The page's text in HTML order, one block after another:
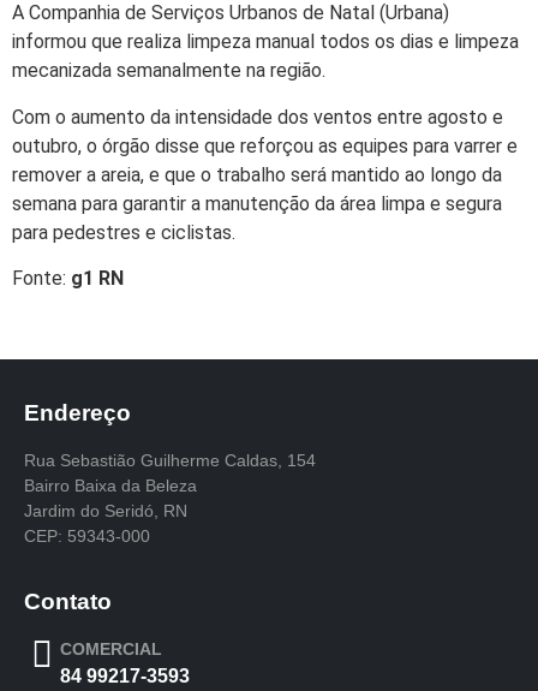
A Companhia de Serviços Urbanos de Natal (Urbana)
informou que realiza limpeza manual todos os dias e limpeza
mecanizada semanalmente na região.
Com o aumento da intensidade dos ventos entre agosto e
outubro, o órgão disse que reforçou as equipes para varrer e
remover a areia, e que o trabalho será mantido ao longo da
semana para garantir a manutenção da área limpa e segura
para pedestres e ciclistas.
Fonte: g1 RN
Endereço
Rua Sebastião Guilherme Caldas, 154
Bairro Baixa da Beleza
Jardim do Seridó, RN
CEP: 59343-000
Contato
COMERCIAL
84 99217-3593